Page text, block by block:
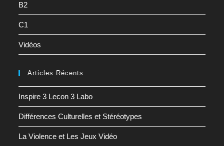
B2
C1
Vidéos
Articles Récents
Inspire 3 Lecon 3 Labo
Différences Culturelles et Stéréotypes
La Violence et Les Jeux Vidéo